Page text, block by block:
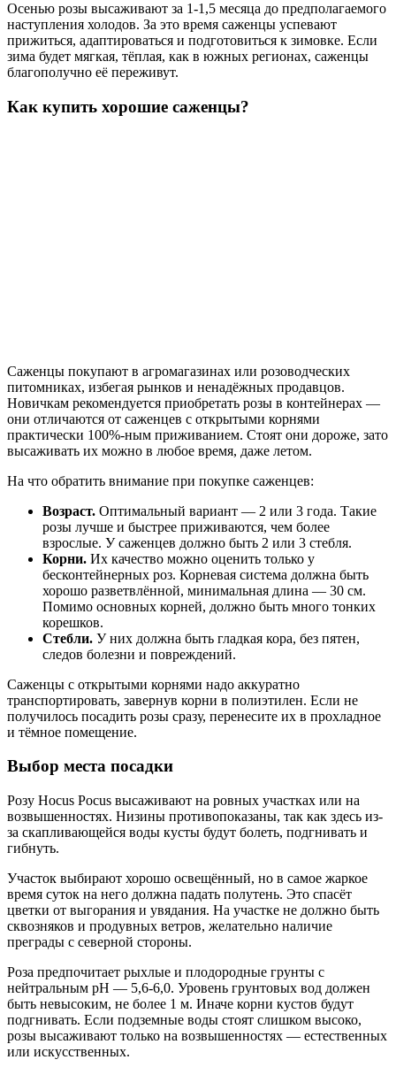
Осенью розы высаживают за 1-1,5 месяца до предполагаемого
наступления холодов. За это время саженцы успевают
прижиться, адаптироваться и подготовиться к зимовке. Если
зима будет мягкая, тёплая, как в южных регионах, саженцы
благополучно её переживут.
Как купить хорошие саженцы?
Саженцы покупают в агромагазинах или розоводческих
питомниках, избегая рынков и ненадёжных продавцов.
Новичкам рекомендуется приобретать розы в контейнерах —
они отличаются от саженцев с открытыми корнями
практически 100%-ным приживанием. Стоят они дороже, зато
высаживать их можно в любое время, даже летом.
На что обратить внимание при покупке саженцев:
Возраст. Оптимальный вариант — 2 или 3 года. Такие
розы лучше и быстрее приживаются, чем более
взрослые. У саженцев должно быть 2 или 3 стебля.
Корни. Их качество можно оценить только у
бесконтейнерных роз. Корневая система должна быть
хорошо разветвлённой, минимальная длина — 30 см.
Помимо основных корней, должно быть много тонких
корешков.
Стебли. У них должна быть гладкая кора, без пятен,
следов болезни и повреждений.
Саженцы с открытыми корнями надо аккуратно
транспортировать, завернув корни в полиэтилен. Если не
получилось посадить розы сразу, перенесите их в прохладное
и тёмное помещение.
Выбор места посадки
Розу Hocus Pocus высаживают на ровных участках или на
возвышенностях. Низины противопоказаны, так как здесь из-
за скапливающейся воды кусты будут болеть, подгнивать и
гибнуть.
Участок выбирают хорошо освещённый, но в самое жаркое
время суток на него должна падать полутень. Это спасёт
цветки от выгорания и увядания. На участке не должно быть
сквозняков и продувных ветров, желательно наличие
преграды с северной стороны.
Роза предпочитает рыхлые и плодородные грунты с
нейтральным рН — 5,6-6,0. Уровень грунтовых вод должен
быть невысоким, не более 1 м. Иначе корни кустов будут
подгнивать. Если подземные воды стоят слишком высоко,
розы высаживают только на возвышенностях — естественных
или искусственных.